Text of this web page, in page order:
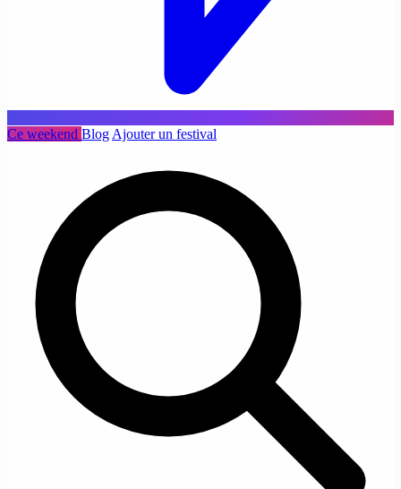
Ce weekend Blog Ajouter un festival